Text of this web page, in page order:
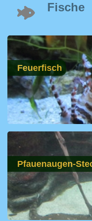
Fische
Feuerfisch
Pfauenaugen-